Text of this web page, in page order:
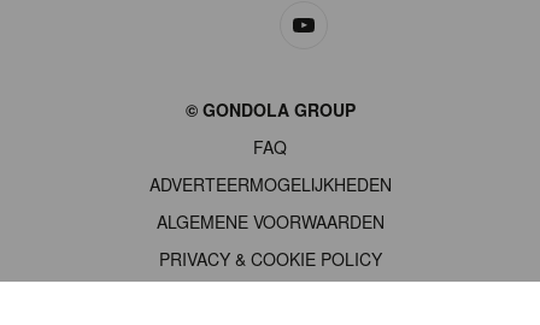
© GONDOLA GROUP
FAQ
ADVERTEERMOGELIJKHEDEN
ALGEMENE VOORWAARDEN
PRIVACY & COOKIE POLICY